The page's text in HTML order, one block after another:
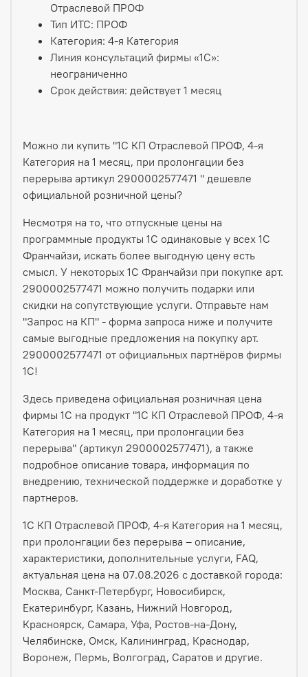
Отраслевой ПРОФ
Тип ИТС: ПРОФ
Категория: 4-я Категория
Линия консультаций фирмы «1С»:
неограниченно
Срок действия: действует 1 месяц
Можно ли купить "1С КП Отраслевой ПРОФ, 4-я
Категория на 1 месяц, при пролонгации без
перерыва артикул 2900002577471 " дешевле
официальной розничной цены?
Несмотря на то, что отпускные цены на
программные продукты 1С одинаковые у всех 1С
Франчайзи, искать более выгодную цену есть
смысл. У некоторых 1С Франчайзи при покупке арт.
2900002577471 можно получить подарки или
скидки на сопутствующие услуги. Отправьте нам
"Запрос на КП" - форма запроса ниже и получите
самые выгодные предложения на покупку арт.
2900002577471 от официальных партнёров фирмы
1С!
Здесь приведена официальная розничная цена
фирмы 1С на продукт "1С КП Отраслевой ПРОФ, 4-я
Категория на 1 месяц, при пролонгации без
перерыва" (артикул 2900002577471), а также
подробное описание товара, информация по
внедрению, технической поддержке и доработке у
партнеров.
1С КП Отраслевой ПРОФ, 4-я Категория на 1 месяц,
при пролонгации без перерыва – описание,
характеристики, дополнительные услуги, FAQ,
актуальная цена на 07.08.2026 с доставкой города:
Москва, Санкт-Петербург, Новосибирск,
Екатеринбург, Казань, Нижний Новгород,
Красноярск, Самара, Уфа, Ростов-на-Дону,
Челябинске, Омск, Калининград, Краснодар,
Воронеж, Пермь, Волгоград, Саратов и другие.